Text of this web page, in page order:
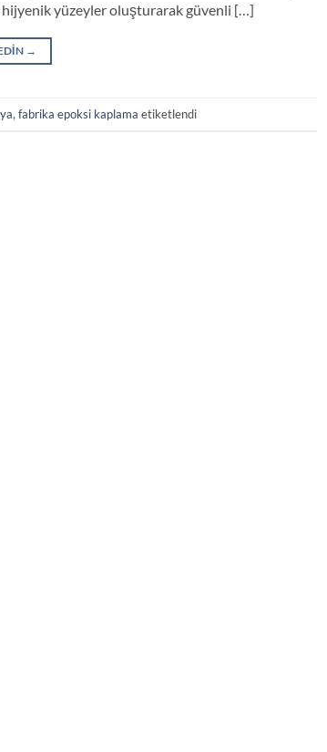
hijyenik yüzeyler oluşturarak güvenli […]
→
, fabrika epoksi kaplama etiketlendi